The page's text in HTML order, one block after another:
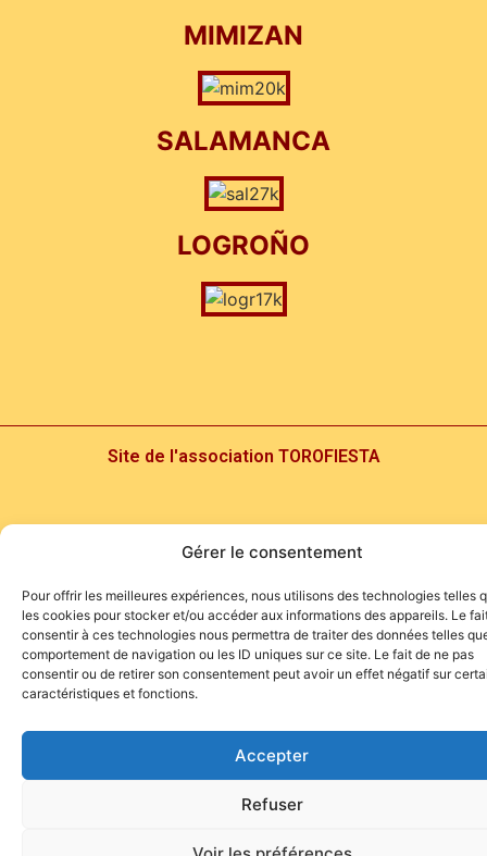
Gérer le consentement
Pour offrir les meilleures expériences, nous utilisons des technologies telles
les cookies pour stocker et/ou accéder aux informations des appareils. Le
consentir à ces technologies nous permettra de traiter des données telles
comportement de navigation ou les ID uniques sur ce site. Le fait de ne pas
consentir ou de retirer son consentement peut avoir un effet négatif sur
caractéristiques et fonctions.
Accepter
Refuser
MIMIZAN
SALAMANCA
LOGROÑO
Site de l'association TOROFIESTA